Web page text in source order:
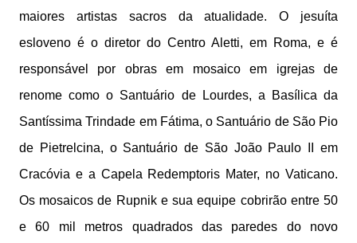
maiores artistas sacros da atualidade. O jesuíta
esloveno é o diretor do Centro Aletti, em Roma, e é
responsável por obras em mosaico em igrejas de
renome como o Santuário de Lourdes, a Basílica da
Santíssima Trindade em Fátima, o Santuário de São Pio
de Pietrelcina, o Santuário de São João Paulo II em
Cracóvia e a Capela Redemptoris Mater, no Vaticano.
Os mosaicos de Rupnik e sua equipe cobrirão entre 50
e 60 mil metros quadrados das paredes do novo